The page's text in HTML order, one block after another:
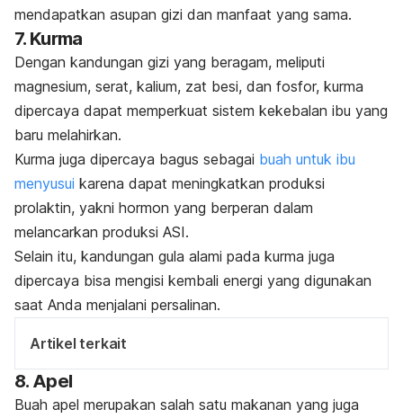
mendapatkan asupan gizi dan manfaat yang sama.
7. Kurma
Dengan kandungan gizi yang beragam, meliputi
magnesium, serat, kalium, zat besi, dan fosfor, kurma
dipercaya dapat memperkuat sistem kekebalan ibu yang
baru melahirkan.
Kurma juga dipercaya bagus sebagai buah untuk ibu
menyusui karena dapat meningkatkan produksi
prolaktin, yakni hormon yang berperan dalam
melancarkan produksi ASI.
Selain itu, kandungan gula alami pada kurma juga
dipercaya bisa mengisi kembali energi yang digunakan
saat Anda menjalani persalinan.
Artikel terkait
8. Apel
Buah apel merupakan salah satu makanan yang juga